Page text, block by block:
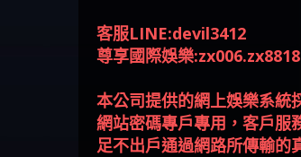
客服LINE:devil3412
尊享國際娛樂
本公司提供的網上娛樂系統
網站密碼專戶專用，客戶服
足不出戶通過網路所傳輸的